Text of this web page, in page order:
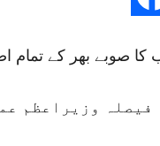
صوبے بھر کے تمام
فیصلہ وزیراعظم